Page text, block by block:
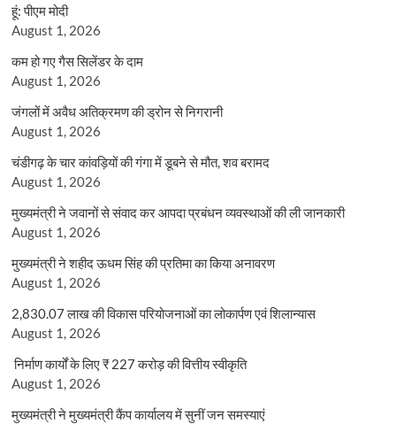
हूं: पीएम मोदी
August 1, 2026
कम हो गए गैस सिलेंडर के दाम
August 1, 2026
जंगलों में अवैध अतिक्रमण की ड्रोन से निगरानी
August 1, 2026
चंडीगढ़ के चार कांवड़ियों की गंगा में डूबने से मौत, शव बरामद
August 1, 2026
मुख्यमंत्री ने जवानों से संवाद कर आपदा प्रबंधन व्यवस्थाओं की ली जानकारी
August 1, 2026
मुख्यमंत्री ने शहीद ऊधम सिंह की प्रतिमा का किया अनावरण
August 1, 2026
2,830.07 लाख की विकास परियोजनाओं का लोकार्पण एवं शिलान्यास
August 1, 2026
निर्माण कार्यों के लिए ₹ 227 करोड़ की वित्तीय स्वीकृति
August 1, 2026
मुख्यमंत्री ने मुख्यमंत्री कैंप कार्यालय में सुनीं जन समस्याएं